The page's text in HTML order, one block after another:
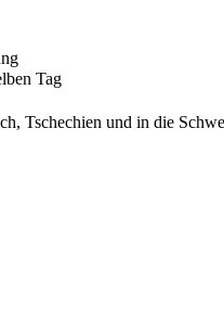
Tag
Tschechien und in die